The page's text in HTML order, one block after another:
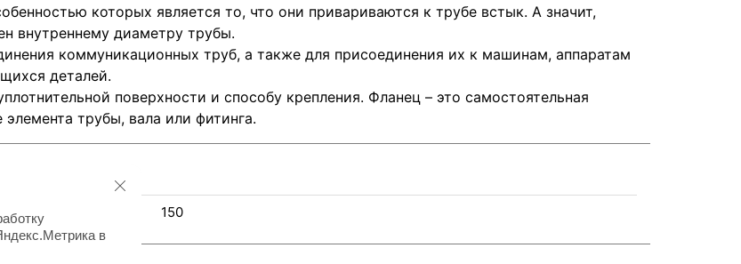
которых является то, что они привариваются к трубе встык. А значит,
внутреннему диаметру трубы.
коммуникационных труб, а также для присоединения их к машинам, аппаратам
деталей.
поверхности и способу крепления. Фланец – это самостоятельная
трубы, вала или фитинга.
150
в